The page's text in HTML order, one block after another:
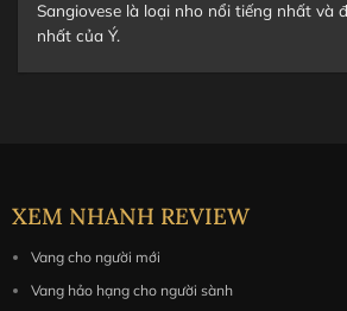
Sangiovese là loại nho nổi tiếng nhất và
nhất của Ý.
XEM NHANH REVIEW
Vang cho người mới
Vang hảo hạng cho người sành